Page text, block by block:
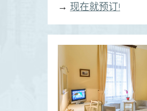
→ 现在就预订!